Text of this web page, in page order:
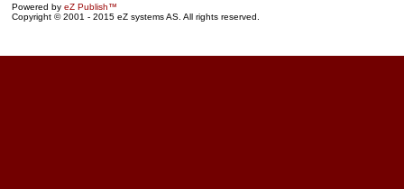
Powered by eZ Publish™
Copyright © 2001 - 2015 eZ systems AS. All rights reserved.